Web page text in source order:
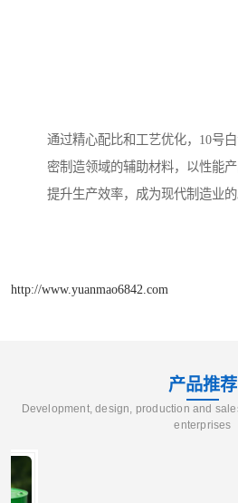
通过精心配比和工艺优化，10号
密制造领域的辅助材料，以性能
提升生产效率，成为现代制造业的
http://www.yuanmao6842.com
产品推荐
Development, design, production and
enterprises